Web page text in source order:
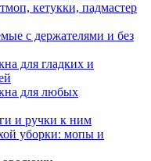
кетукки, падмастер
с держателями и без
для гладких и
для любых
и ручки к ним
уборки: мопы и